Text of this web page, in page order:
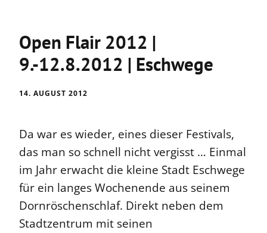
Open Flair 2012 |
9.-12.8.2012 | Eschwege
14. AUGUST 2012
Da war es wieder, eines dieser Festivals,
das man so schnell nicht vergisst … Einmal
im Jahr erwacht die kleine Stadt Eschwege
für ein langes Wochenende aus seinem
Dornröschenschlaf. Direkt neben dem
Stadtzentrum mit seinen